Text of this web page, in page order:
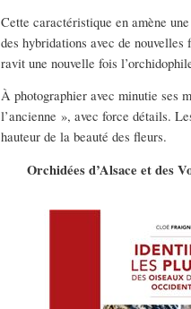
Cette caractéristique en amène
des hybridations avec de
ravit une nouvelle fois
À photographier avec minutie ses
l’ancienne », avec force détails.
hauteur de la beauté des fleurs.
Orchidées d’Alsace et des